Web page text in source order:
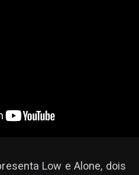
Low e Alone, dois